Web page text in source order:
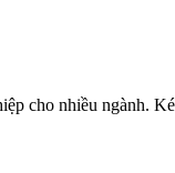
cho nhiều ngành.